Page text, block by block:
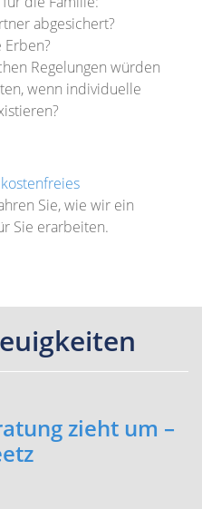
abgesichert?
Regelungen würden
wenn individuelle
Sie, wie wir ein
Sie erarbeiten.
zieht um –